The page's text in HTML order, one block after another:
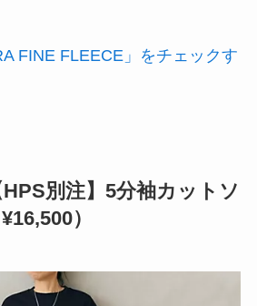
FINE FLEECE」をチェックす
別注】5分袖カットソ
）